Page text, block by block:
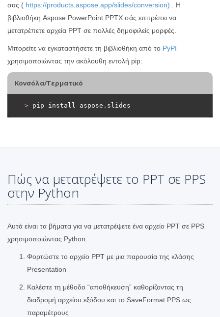
σας ( https://products.aspose.app/slides/conversion) . Η
βιβλιοθήκη Aspose PowerPoint PPTX σάς επιτρέπει να
μετατρέπετε αρχεία PPT σε πολλές δημοφιλείς μορφές.
Μπορείτε να εγκαταστήσετε τη βιβλιοθήκη από το PyPI
χρησιμοποιώντας την ακόλουθη εντολή pip:
Κονσόλα/Τερματικό
> pip install aspose.slides
Πώς να μετατρέψετε το PPT σε PPS
στην Python
Αυτά είναι τα βήματα για να μετατρέψετε ένα αρχείο PPT σε PPS
χρησιμοποιώντας Python.
Φορτώστε το αρχείο PPT με μια παρουσία της κλάσης
Presentation
Καλέστε τη μέθοδο “αποθήκευση” καθορίζοντας τη
διαδρομή αρχείου εξόδου και το SaveFormat.PPS ως
παραμέτρους